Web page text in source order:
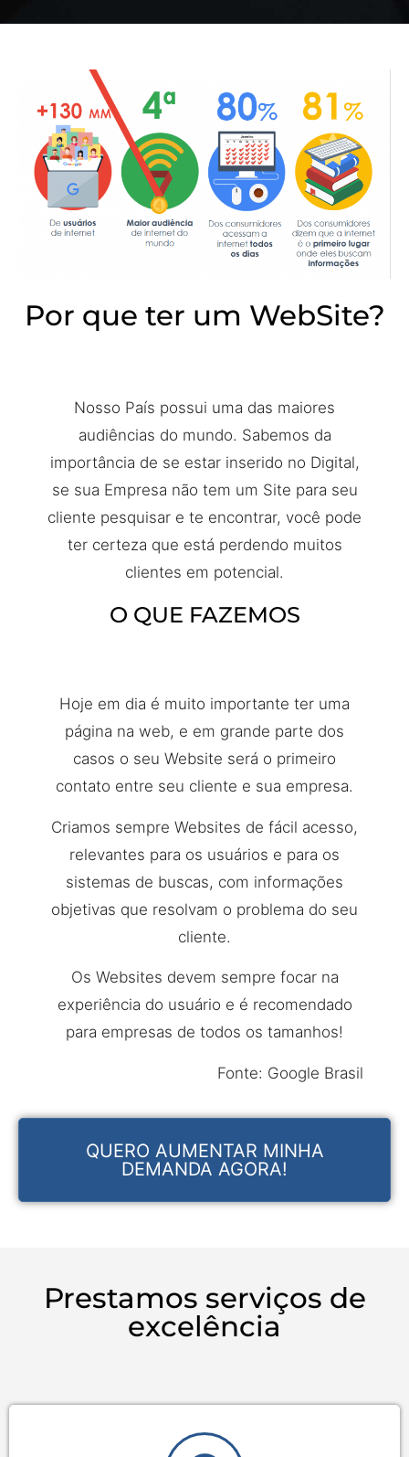
Por que ter um WebSite?
Nosso País possui uma das maiores
audiências do mundo. Sabemos da
importância de se estar inserido no Digital,
se sua Empresa não tem um Site para seu
cliente pesquisar e te encontrar, você pode
ter certeza que está perdendo muitos
clientes em potencial.
O QUE FAZEMOS
Hoje em dia é muito importante ter uma
página na web, e em grande parte dos
casos o seu Website será o primeiro
contato entre seu cliente e sua empresa.
Criamos sempre Websites de fácil acesso,
relevantes para os usuários e para os
sistemas de buscas, com informações
objetivas que resolvam o problema do seu
cliente.
Os Websites devem sempre focar na
experiência do usuário e é recomendado
para empresas de todos os tamanhos!
Fonte: Google Brasil
QUERO AUMENTAR MINHA
DEMANDA AGORA!
Prestamos serviços de
excelência